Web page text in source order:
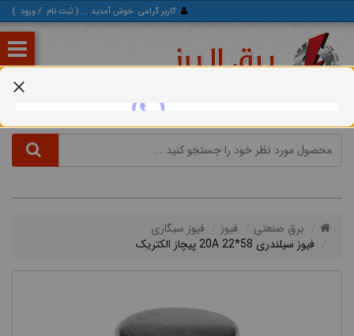
کاربر گرامی خوش آمدید ... ( ثبت‌ نام /ورود )
برق صنعتی فیوز
فیوز سیگاری
فیوز سیلندری 58*22 20A پیچاز الکتریک